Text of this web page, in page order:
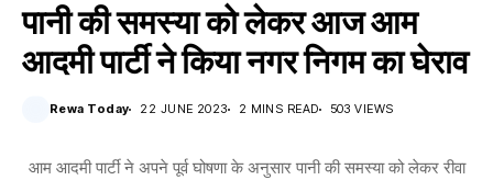
पानी की समस्या को लेकर आज आम
आदमी पार्टी ने किया नगर निगम का घेराव
Rewa Today 22 JUNE 2023 2 MINS READ 503 VIEWS
आम आदमी पार्टी ने अपने पूर्व घोषणा के अनुसार पानी की समस्या को लेकर रीवा